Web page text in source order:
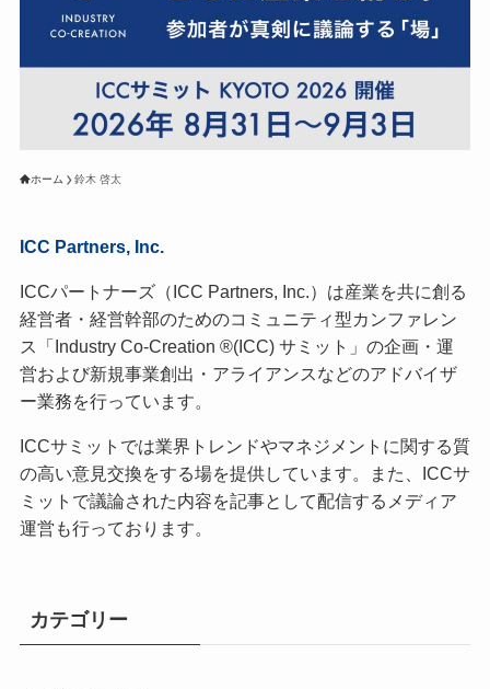
ホーム 鈴木 啓太
ICC Partners, Inc.
ICCパートナーズ（ICC Partners, Inc.）は産業を共に創る
経営者・経営幹部のためのコミュニティ型カンファレン
ス「Industry Co-Creation ®(ICC) サミット」の企画・運
営および新規事業創出・アライアンスなどのアドバイザ
ー業務を行っています。
ICCサミットでは業界トレンドやマネジメントに関する質
の高い意見交換をする場を提供しています。また、ICCサ
ミットで議論された内容を記事として配信するメディア
運営も行っております。
カテゴリー